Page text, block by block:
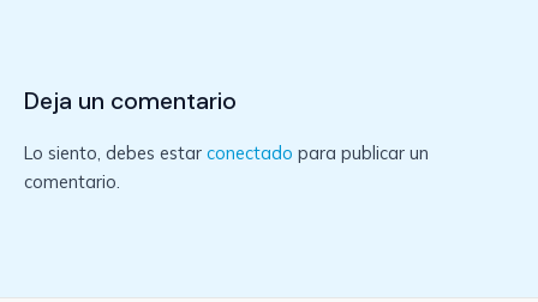
Deja un comentario
Lo siento, debes estar conectado para publicar un
comentario.